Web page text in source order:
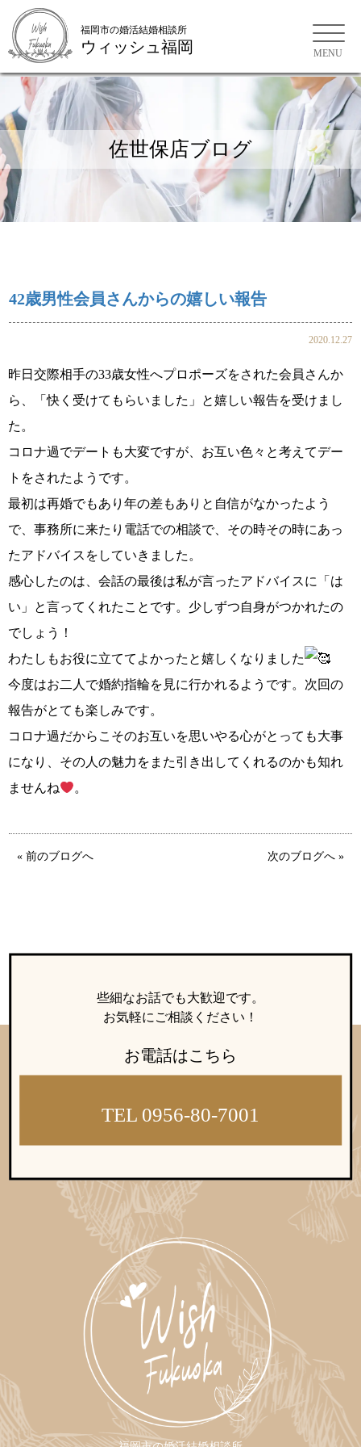
福岡市の婚活結婚相談所
ご来店WEB予約 婚活キャンペーン
お問い合わせ 会員様の声
親御様から始める婚活 プラチナ倶楽部
ウィッシュブログ
会社概要 プライバシーポリシー
福岡市の婚活結婚相談所
ウィッシュ福岡
佐世保店ブログ
42歳男性会員さんからの嬉しい報告
2020.12.27
昨日交際相手の33歳女性へプロポーズをされた会員さんか
ら、「快く受けてもらいました」と嬉しい報告を受けまし
た。
コロナ過でデートも大変ですが、お互い色々と考えてデー
トをされたようです。
最初は再婚でもあり年の差もありと自信がなかったよう
で、事務所に来たり電話での相談で、その時その時にあっ
たアドバイスをしていきました。
感心したのは、会話の最後は私が言ったアドバイスに「は
い」と言ってくれたことです。少しずつ自身がつかれたの
でしょう！
わたしもお役に立ててよかったと嬉しくなりました
今度はお二人で婚約指輪を見に行かれるようです。次回の
報告がとても楽しみです。
コロナ過だからこそのお互いを思いやる心がとっても大事
になり、その人の魅力をまた引き出してくれるのかも知れ
ませんね
。
« 前のブログへ 次のブログへ »
些細なお話でも大歓迎です。
お気軽にご相談ください！
お電話はこちら
TEL 0956-80-7001